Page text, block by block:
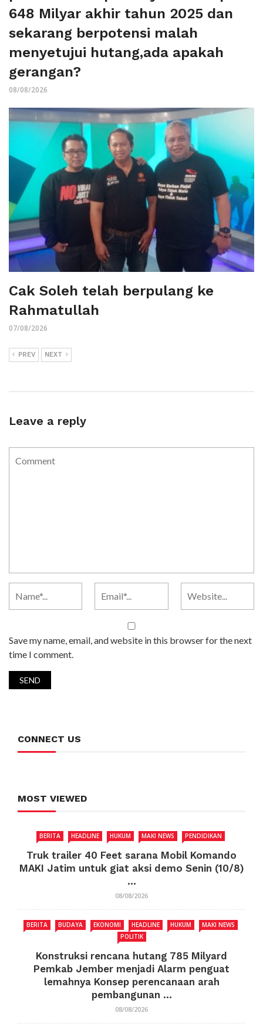
648 Milyar akhir tahun 2025 dan
sekarang berpotensi malah
menyetujui hutang,ada apakah
gerangan?
08/08/2026
Cak Soleh telah berpulang ke
Rahmatullah
07/08/2026
PREV NEXT
Leave a reply
Save my name, email, and website in this browser for the next
time I comment.
CONNECT US
MOST VIEWED
BERITA HEADLINE HUKUM MAKI NEWS PENDIDIKAN
Truk trailer 40 Feet sarana Mobil Komando
MAKI Jatim untuk giat aksi demo Senin (10/8)
...
08/08/2026
BERITA BUDAYA EKONOMI HEADLINE HUKUM
MAKI NEWS
POLITIK
Konstruksi rencana hutang 785 Milyard
Pemkab Jember menjadi Alarm penguat
lemahnya Konsep perencanaan arah
pembangunan ...
08/08/2026